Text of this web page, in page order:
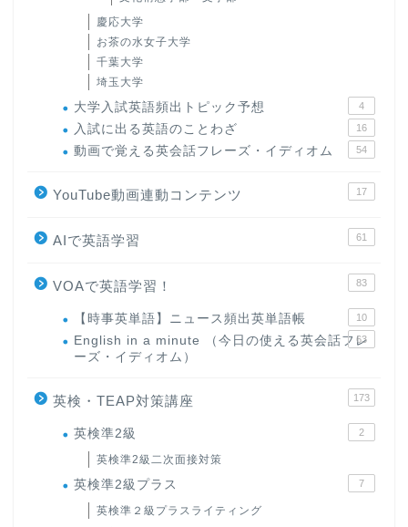
慶応大学
お茶の水女子大学
千葉大学
埼玉大学
大学入試英語頻出トピック予想 4
入試に出る英語のことわざ 16
動画で覚える英会話フレーズ・イディオム 54
YouTube動画連動コンテンツ 17
AIで英語学習 61
VOAで英語学習！ 83
【時事英単語】ニュース頻出英単語帳 10
English in a minute （今日の使える英会話フレ
ーズ・イディオム）
63
英検・TEAP対策講座 173
英検準2級 2
英検準2級二次面接対策
英検準2級プラス 7
英検準２級プラスライティング